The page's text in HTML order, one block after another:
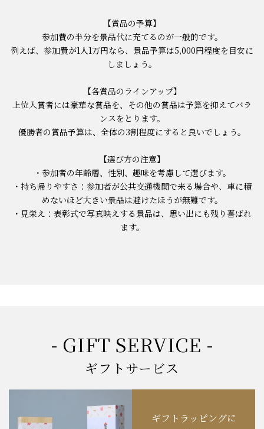
【賞品の予算】
参加費の半分を景品代に充てるのが一般的です。
例えば、参加費が1人1万円なら、景品予算は5,000円程度を目安に
しましょう。
【各賞品のラインアップ】
上位入賞者には豪華な賞品を、その他の賞品は予算を抑えてバラ
ンスをとります。
優勝者の賞品予算は、全体の3割程度にすると良いでしょう。
【選び方の注意】
・参加者の年齢層、性別、趣味を考慮して選びます。
・持ち帰りやすさ：参加者が公共交通機関で来る場合や、車に積
めないほど大きい景品は避けたほうが無難です。
・見栄え：表彰式で写真映えする景品は、思い出にも残り喜ばれ
ます。
- GIFT SERVICE -
ギフトサービス
ギフトラッピングに